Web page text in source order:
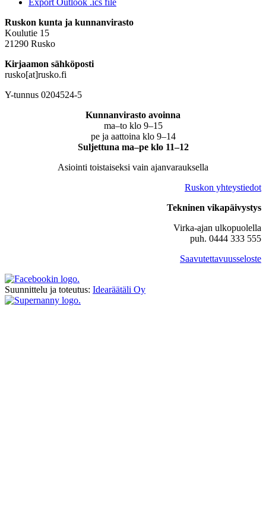
Ruskon kunta ja kunnanvirasto
Koulutie 15
21290 Rusko
Kirjaamon sähköposti
rusko[at]rusko.fi
Y-tunnus 0204524-5
Kunnanvirasto avoinna
ma–to klo 9–15
pe ja aattoina klo 9–14
Suljettuna ma–pe klo 11–12
Asiointi toistaiseksi vain ajanvarauksella
Ruskon yhteystiedot
Tekninen vikapäivystys
Virka-ajan ulkopuolella
puh. 0444 333 555
Saavutettavuusseloste
Suunnittelu ja toteutus: Idearäätäli Oy